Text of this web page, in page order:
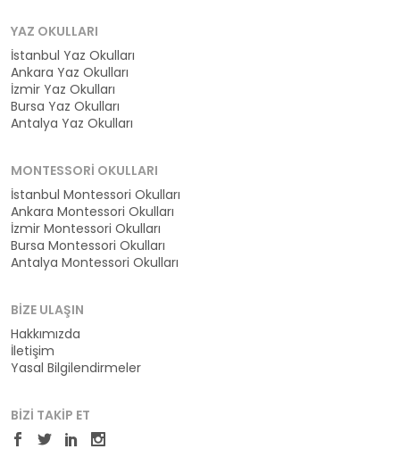
YAZ OKULLARI
İstanbul Yaz Okulları
Ankara Yaz Okulları
İzmir Yaz Okulları
Bursa Yaz Okulları
Antalya Yaz Okulları
MONTESSORI OKULLARI
İstanbul Montessori Okulları
Ankara Montessori Okulları
İzmir Montessori Okulları
Bursa Montessori Okulları
Antalya Montessori Okulları
BIZE ULAŞIN
Hakkımızda
İletişim
Yasal Bilgilendirmeler
BIZI TAKIP ET